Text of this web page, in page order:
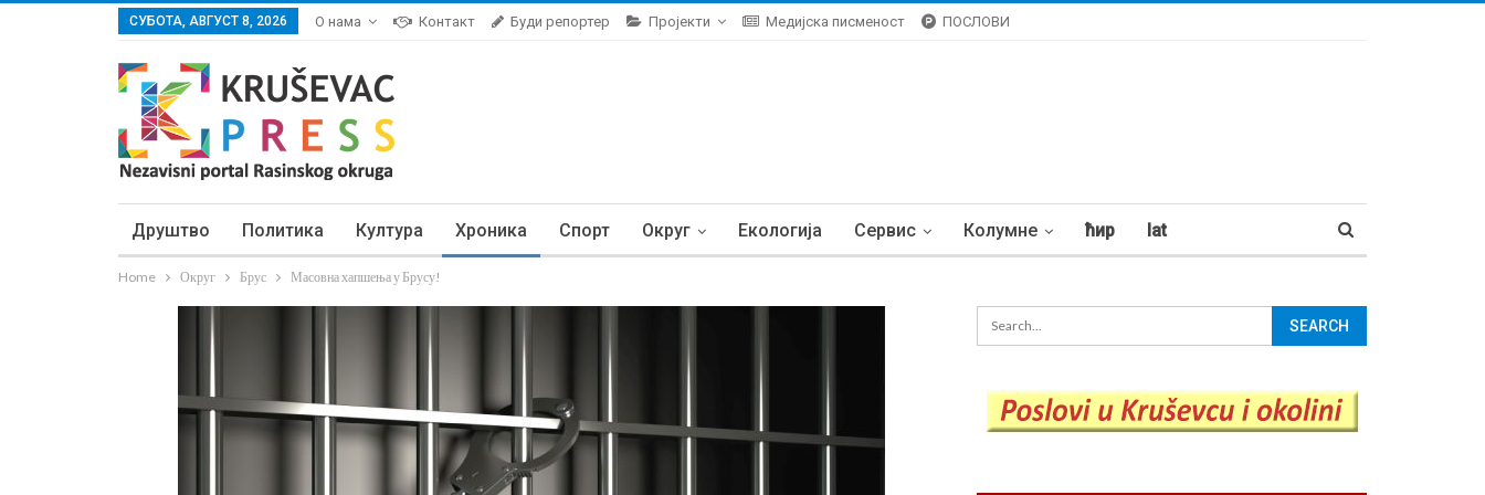
СУБОТА, АВГУСТ 8, 2026 О нама Контакт Буди репортер Пројекти Медијска писменост ПОСЛОВИ
Друштво Политика Култура Хроника Спорт Округ Екологија Сервис Колумне ћир lat
Home Округ Брус Масовна хапшења у Брусу!